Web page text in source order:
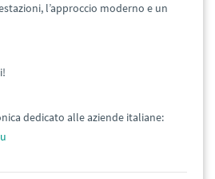
l’approccio moderno e un
dedicato alle aziende italiane: